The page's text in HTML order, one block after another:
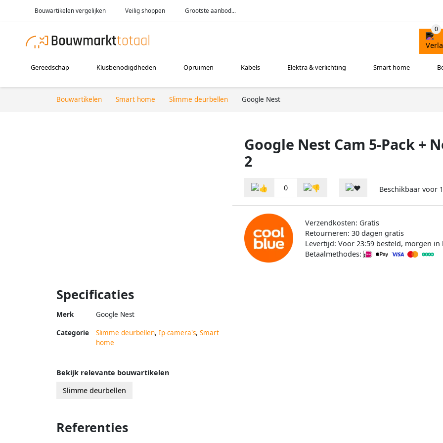
Bouwartikelen vergelijken Veilig shoppen Grootste aanbod...
Gereedschap Klusbenodigdheden Opruimen Kabels Elektra & verlichting Smart home
Bouwartikelen Smart home Slimme deurbellen Google Nest
Google Nest Cam 5-Pack +
2
0 Beschikbaar voor
Verzendkosten: Gratis
Retourneren: 30 dagen gratis
Levertijd: Voor 23:59 besteld, morgen in
Betaalmethodes:
Specificaties
Merk Google Nest
Categorie Slimme deurbellen, Ip-camera's, Smart
home
Bekijk relevante bouwartikelen
Slimme deurbellen
Referenties